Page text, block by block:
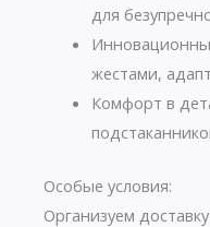
для
жестами,
Комфорт в
Особые условия:
Организуем